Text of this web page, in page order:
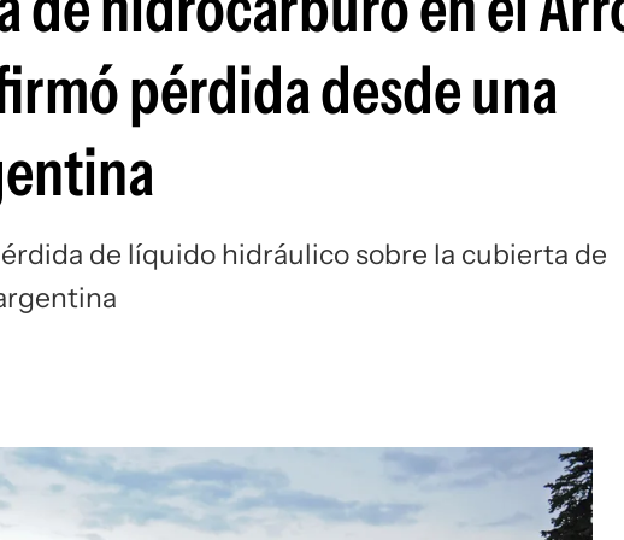
pérdida desde una
de líquido hidráulico sobre la cubierta de